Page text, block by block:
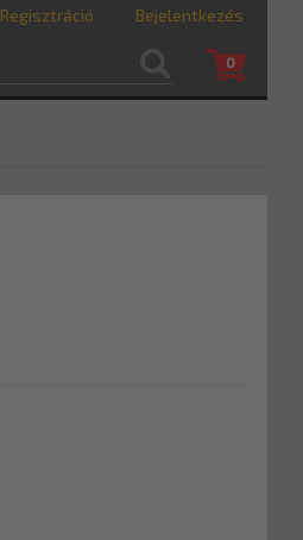
Regisztráció Bejelentkezés
0